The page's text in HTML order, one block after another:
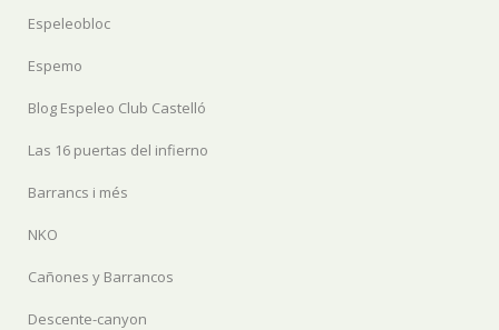
Espeleobloc
Espemo
Blog Espeleo Club Castelló
Las 16 puertas del infierno
Barrancs i més
NKO
Cañones y Barrancos
Descente-canyon